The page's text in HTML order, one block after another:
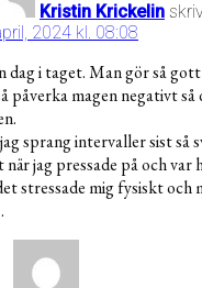
Kristin Krickelin
2024 kl. 08:08
dag i taget. Man gör så
påverka magen negativt
sprang intervaller sist så
när jag pressade på och
stressade mig fysiskt och